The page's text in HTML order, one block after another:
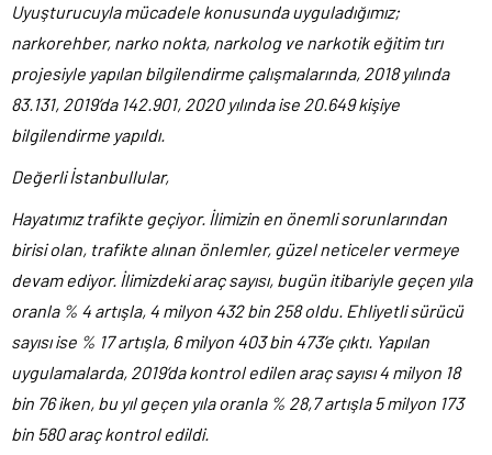
Uyuşturucuyla mücadele konusunda uyguladığımız;
narkorehber, narko nokta, narkolog ve narkotik eğitim tırı
projesiyle yapılan bilgilendirme çalışmalarında, 2018 yılında
83.131, 2019’da 142.901, 2020 yılında ise 20.649 kişiye
bilgilendirme yapıldı.
Değerli İstanbullular,
Hayatımız trafikte geçiyor. İlimizin en önemli sorunlarından
birisi olan, trafikte alınan önlemler, güzel neticeler vermeye
devam ediyor. İlimizdeki araç sayısı, bugün itibariyle geçen yıla
oranla % 4 artışla, 4 milyon 432 bin 258 oldu. Ehliyetli sürücü
sayısı ise % 17 artışla, 6 milyon 403 bin 473’e çıktı. Yapılan
uygulamalarda, 2019’da kontrol edilen araç sayısı 4 milyon 18
bin 76 iken, bu yıl geçen yıla oranla % 28,7 artışla 5 milyon 173
bin 580 araç kontrol edildi.